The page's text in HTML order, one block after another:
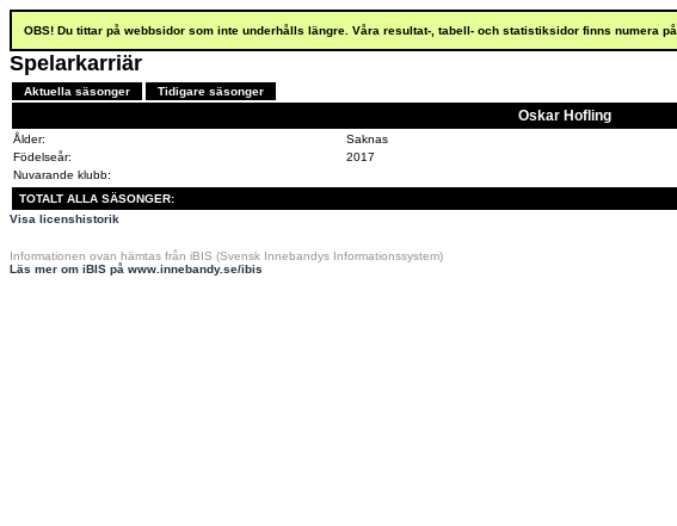
OBS! Du tittar på webbsidor som inte underhålls längre. Våra resultat-, tabell- och statistiksidor finns numera på
Spelarkarriär
Aktuella säsonger Tidigare säsonger
Oskar Hofling
Ålder:
Saknas
Födelseår:
2017
Nuvarande klubb:
TOTALT ALLA SÄSONGER:
Visa licenshistorik
Informationen ovan hämtas från iBIS (Svensk Innebandys Informationssystem)
Läs mer om iBIS på www.innebandy.se/ibis